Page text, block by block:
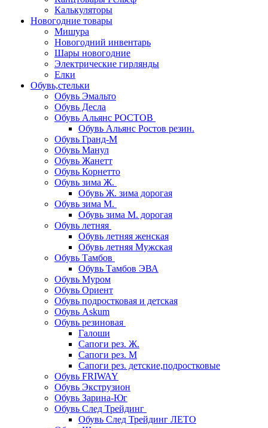
Калькуляторы
Новогодние товары
Мишура
Новогодний инвентарь
Шары новогодние
Электрические гирлянды
Елки
Обувь,стельки
Обувь Эмальто
Обувь Десла
Обувь Альянс РОСТОВ
Обувь Альянс Ростов резин.
Обувь Гранд-М
Обувь Манул
Обувь Жанетт
Обувь Корнетто
Обувь зима Ж.
Обувь Ж. зима дорогая
Обувь зима М.
Обувь зима М. дорогая
Обувь летняя
Обувь летняя женская
Обувь летняя Мужская
Обувь Тамбов
Обувь Тамбов ЭВА
Обувь Муром
Обувь Ориент
Обувь подростковая и детская
Обувь Askum
Обувь резиновая
Галоши
Сапоги рез. Ж.
Сапоги рез. М
Сапоги рез. детские,подростковые
Обувь FRIWAY
Обувь Экструзион
Обувь Зарина-Юг
Обувь След Трейдинг
Обувь След Трейдинг ЛЕТО